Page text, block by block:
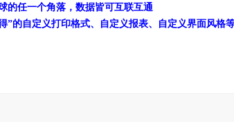
的任一个角落，数据皆可互联互通
的自定义打印格式、自定义报表、自定义界面风格